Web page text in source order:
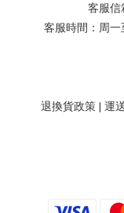
客服
客服時間：周一
退換貨政策 | 運